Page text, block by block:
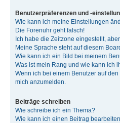
Benutzerpräferenzen und -
Wie kann ich meine Einstellungen
Die Forenuhr geht falsch!
Ich habe die Zeitzone eingestellt,
Meine Sprache steht auf diesem
Wie kann ich ein Bild bei meinem
Was ist mein Rang und wie kann ich
Wenn ich bei einem Benutzer auf
mich anzumelden.
Beiträge schreiben
Wie schreibe ich ein Thema?
Wie kann ich einen Beitrag